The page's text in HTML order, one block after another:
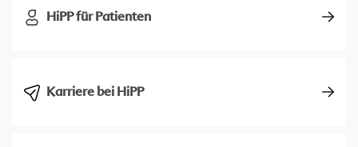
HiPP für Patienten
Karriere bei HiPP